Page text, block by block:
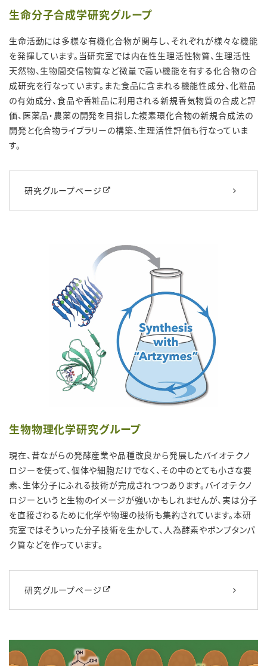
生命分子合成学研究グループ
生命活動には多様な有機化合物が関与し、それぞれが様々な機能
を発揮しています。当研究室では内在性生理活性物質、生理活性
天然物、生物間交信物質など微量で高い機能を有する化合物の合
成研究を行なっています。また食品に含まれる機能性成分、化粧品
の有効成分、食品や香粧品に利用される新規香気物質の合成と評
価、医薬品・農薬の開発を目指した複素環化合物の新規合成法の
開発と化合物ライブラリーの構築、生理活性評価も行なっていま
す。
研究グループページ
生物物理化学研究グループ
現在、昔ながらの発酵産業や品種改良から発展したバイオテクノ
ロジーを使って、個体や細胞だけでなく、その中のとても小さな要
素、生体分子にふれる技術が完成されつつあります。バイオテクノ
ロジーというと生物のイメージが強いかもしれませんが、実は分子
を直接さわるために化学や物理の技術も集約されています。本研
究室ではそういった分子技術を生かして、人為酵素やポンプタンパ
ク質などを作っています。
研究グループページ